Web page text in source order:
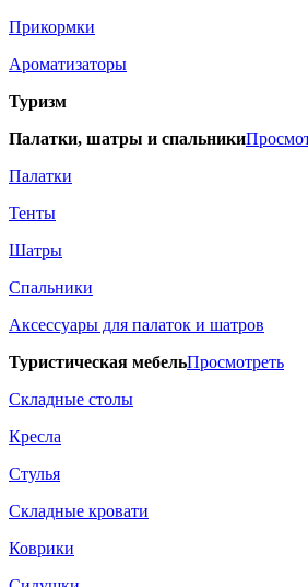
Прикормки
Ароматизаторы
Туризм
Палатки, шатры и спальники
Палатки
Тенты
Шатры
Спальники
Аксессуары для палаток и шатров
Туристическая мебельПросмотреть
Складные столы
Кресла
Стулья
Складные кровати
Коврики